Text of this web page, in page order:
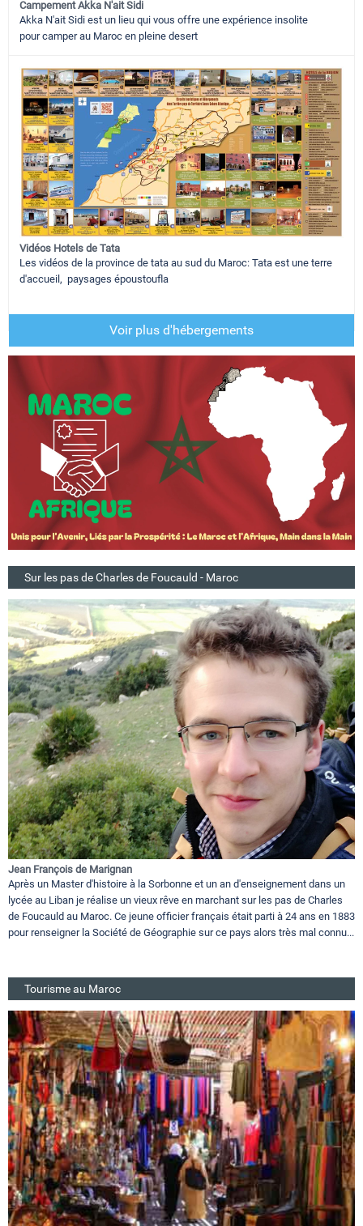
Campement Akka N'ait Sidi
Akka N'ait Sidi est un lieu qui vous offre une expérience insolite
pour camper au Maroc en pleine desert
Vidéos Hotels de Tata
Les vidéos de la province de tata au sud du Maroc: Tata est une terre
d'accueil, paysages époustoufla
Voir plus d'hébergements
Sur les pas de Charles de Foucauld - Maroc
Jean François de Marignan
Après un Master d'histoire à la Sorbonne et un an d'enseignement dans un
lycée au Liban je réalise un vieux rêve en marchant sur les pas de Charles
de Foucauld au Maroc. Ce jeune officier français était parti à 24 ans en 1883
pour renseigner la Société de Géographie sur ce pays alors très mal connu...
Tourisme au Maroc